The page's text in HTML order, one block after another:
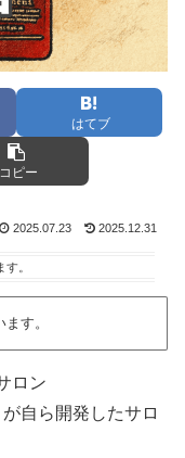
はてブ
コピー
2025.07.23 2025.12.31
す。
す。
ロン
自ら開発したサロ